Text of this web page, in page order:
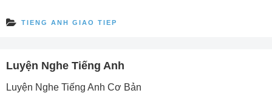
TIENG ANH GIAO TIEP
Luyện Nghe Tiếng Anh
Luyện Nghe Tiếng Anh Cơ Bản